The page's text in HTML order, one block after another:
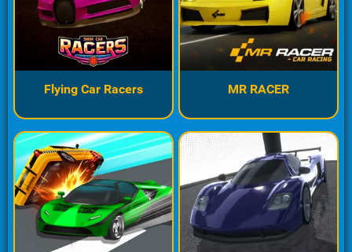
Flying Car Racers MR RACER